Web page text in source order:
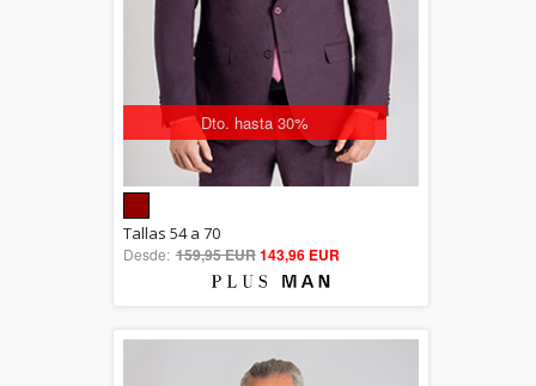
Dto. hasta 30%
out of 5
Tallas 54 a 70
Desde: 159,95 EUR143,96 EUR